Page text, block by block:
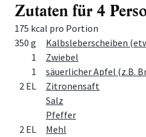
Zutaten für 4
175 kcal pro Portion
Menge
Zutat
350 g
Kalbsleberscheiben
1
Zwiebel
1
säuerlicher Apfel (z.B.
2 EL
Zitronensaft
Salz
Pfeffer
2 EL
Mehl